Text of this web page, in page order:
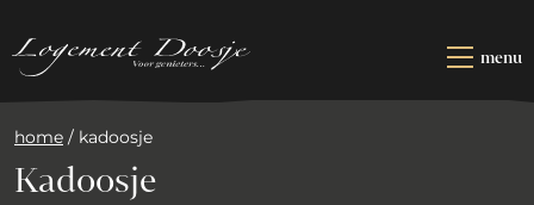
hoofdinhoud
menu
RESTAURANT
home / kadoosje
Kadoosje